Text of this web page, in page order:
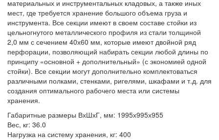
материальных и инструментальных кладовых, а также иных
мест, где требуется хранение большого объема груза и
инструмента. Все секции имеют в своем составе стойки из
цельногнутого металлического профиля из стали толщиной
2,0 мм с сечением 40х60 мм, которые имеют двойной ряд
перфорации, позволяющий набирать секции любой длины по
принципу «основной + дополнительный» (с экономией одной
стойки). Все секции могут дополнительно комплектоваться
различными полками, стенками, ригелями, шкафами и т.д. для
создания оптимального рабочего места или системы
хранения.
Габаритные размеры ВхШхГ, мм: 1995х995х955
Вес, кг: 36.0
Нагрузка на систему хранения, кг: 400